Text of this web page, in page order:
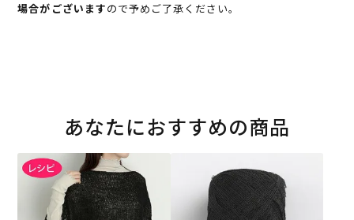
場合がございますので予めご了承ください。
あなたにおすすめの商品